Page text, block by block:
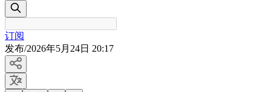
订阅
发布/2026年5月24日 20:17